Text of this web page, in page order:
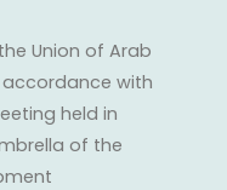
Union of Arab
accordance with
held in
of the